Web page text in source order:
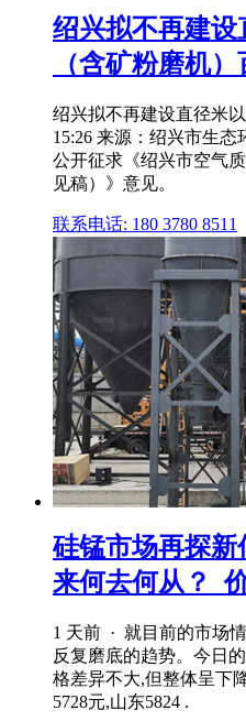
绍兴拟不再建
（含矿粉磨机）
绍兴拟不再建设直径米
15:26 来源：绍兴市生
公开征求《绍兴市空气
见稿）》意见。
联系电话: 180 3780 8511
硅锰市场再探新
来何去何从？_
1 天前 · 就目前的市场
反复磨底的趋势。今日
格差异不大,但整体呈下
5728元,山东5824 .